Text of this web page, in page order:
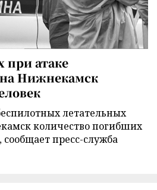
при атаке
Нижнекамск
летательных
количество погибших
сообщает пресс-служба